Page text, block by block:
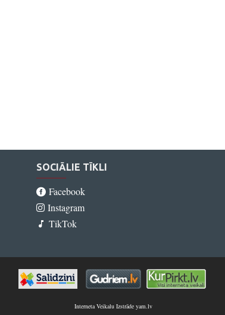
SOCIĀLIE TĪKLI
Facebook
Instagram
TikTok
Interneta Veikalu Izstrāde yam.lv